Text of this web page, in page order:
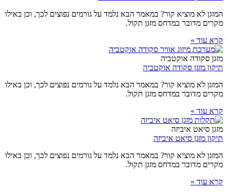
המזגן לא מוציא קור? במאמר הבא נלמד על גורמים נפוצים לכך, וכן באילו
מקרים מדובר במדחס מזגן תקול.
קרא עוד »
מזגן סקודה אוקטביה
תיקון מזגן סקודה אוקטביה
המזגן לא מוציא קור? במאמר הבא נלמד על גורמים נפוצים לכך, וכן באילו
מקרים מדובר במדחס מזגן תקול.
קרא עוד »
מזגן סיאט איביזה
תיקון מזגן סיאט איביזה
המזגן לא מוציא קור? במאמר הבא נלמד על גורמים נפוצים לכך, וכן באילו
מקרים מדובר במדחס מזגן תקול.
קרא עוד »